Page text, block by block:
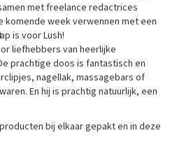
met freelance redactrices
komende week verwennen met een
is voor Lush!
liefhebbers van heerlijke
prachtige doos is fantastisch en
nagellak, massagebars of
En hij is prachtig natuurlijk, een
bij elkaar gepakt en in deze